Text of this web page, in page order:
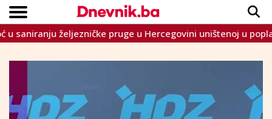
VIJESTI
SPORT
INTERVIEW
TEME
CRNA KRONIKA
LIFESTYLE
Copyright © Dnevnik.ba 2023.
željezničke pruge u Hercegovini uništenoj u poplavama